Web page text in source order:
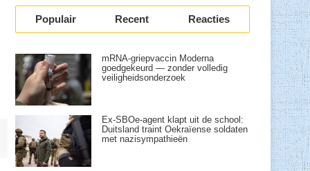
Populair Recent Reacties
mRNA-griepvaccin Moderna
goedgekeurd — zonder volledig
veiligheidsonderzoek
Ex-SBOe-agent klapt uit de school:
Duitsland traint Oekraïense soldaten
met nazisympathieën